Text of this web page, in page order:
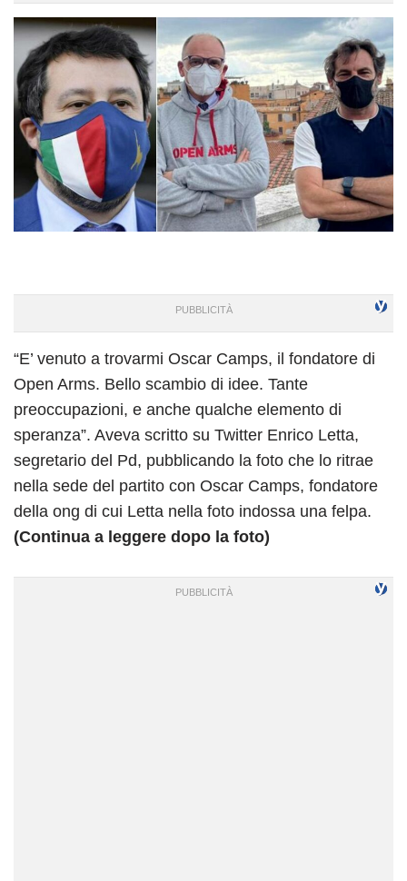
“E’ venuto a trovarmi Oscar Camps, il fondatore di
Open Arms. Bello scambio di idee. Tante
preoccupazioni, e anche qualche elemento di
speranza”. Aveva scritto su Twitter Enrico Letta,
segretario del Pd, pubblicando la foto che lo ritrae
nella sede del partito con Oscar Camps, fondatore
della ong di cui Letta nella foto indossa una felpa.
(Continua a leggere dopo la foto)